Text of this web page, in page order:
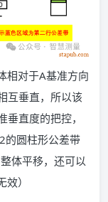
相对于A基准方向
互垂直，所以该
直度的把控，
的圆柱形公差带
体平移，还可以
）